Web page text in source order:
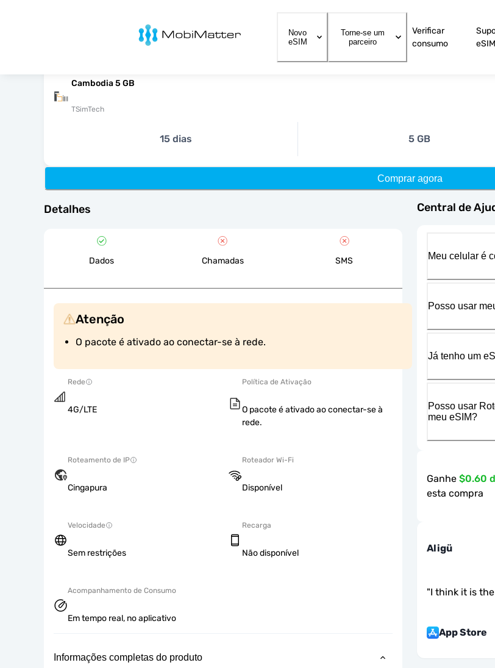
MobiMatter
Novo
eSIM
Torne-se um
parceiro
Verificar
consumo
eSIM
Cambodia 5 GB
TSimTech
15 dias 5 GB
Comprar agora
Detalhes
Dados Chamadas SMS
Atenção
O pacote é ativado ao conectar-se à rede.
Rede
4G/LTE
Política de Ativação
O pacote é ativado ao conectar-se à
rede.
Roteamento de IP
Cingapura
Roteador Wi-Fi
Disponível
Velocidade
Sem restrições
Recarga
Não disponível
Acompanhamento de Consumo
Em tempo real, no aplicativo
Informações completas do produto
Central de
Meu celular é
Posso usar
Já tenho um
Posso usar
meu eSIM?
Ganhe $0.60
esta compra
Aligü
"I think it is
App Store